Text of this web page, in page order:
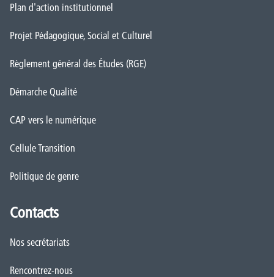
Plan d'action institutionnel
Projet Pédagogique, Social et Culturel
Règlement général des Études (RGE)
Démarche Qualité
CAP vers le numérique
Cellule Transition
Politique de genre
Contacts
Nos secrétariats
Rencontrez-nous